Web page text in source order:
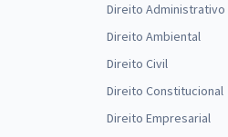
Direito Administrativo
Direito Ambiental
Direito Civil
Direito Constitucional
Direito Empresarial